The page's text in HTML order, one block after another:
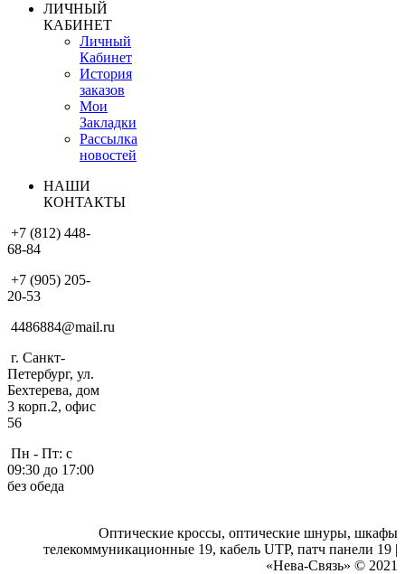
ЛИЧНЫЙ
КАБИНЕТ
Личный
Кабинет
История
заказов
Мои
Закладки
Рассылка
новостей
НАШИ
КОНТАКТЫ
+7 (812) 448-
68-84
+7 (905) 205-
20-53
4486884@mail.ru
г. Санкт-
Петербург, ул.
Бехтерева, дом
3 корп.2, офис
56
Пн - Пт: с
09:30 до 17:00
без обеда
Оптические кроссы, оптические шнуры, шкафы
телекоммуникационные 19, кабель UTP, патч панели 19 |
«Нева-Связь» © 2021